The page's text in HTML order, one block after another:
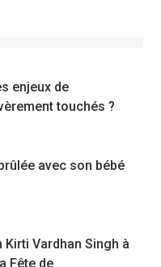
enjeux de
touchés ?
avec son bébé
Vardhan Singh à
Fête de